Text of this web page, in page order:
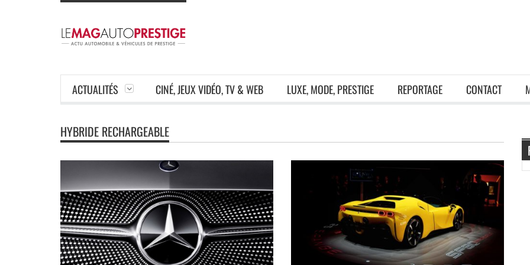
ACTUALITÉS CINÉ, JEUX VIDÉO, TV & WEB LUXE, MODE, PRESTIGE REPORTAGE CONTACT
HYBRIDE RECHARGEABLE